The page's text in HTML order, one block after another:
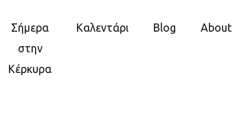
Σήμερα
στην
Κέρκυρα
Καλεντάρι Blog About